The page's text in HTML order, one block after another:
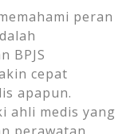
peran
BPJS
cepat
apapun.
ahli medis yang